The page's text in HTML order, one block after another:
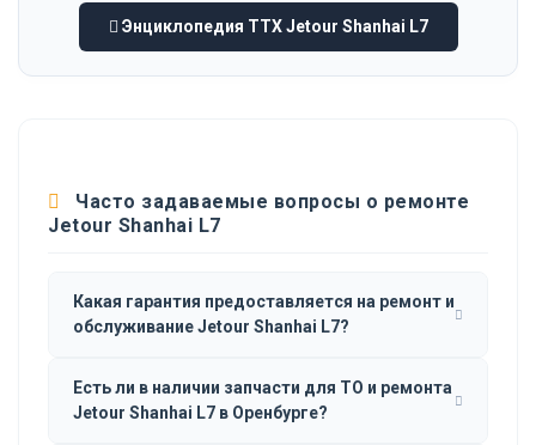
Энциклопедия ТТХ Jetour Shanhai L7
Часто задаваемые вопросы о ремонте
Jetour Shanhai L7
Какая гарантия предоставляется на ремонт и
обслуживание Jetour Shanhai L7?
Есть ли в наличии запчасти для ТО и ремонта
Jetour Shanhai L7 в Оренбурге?